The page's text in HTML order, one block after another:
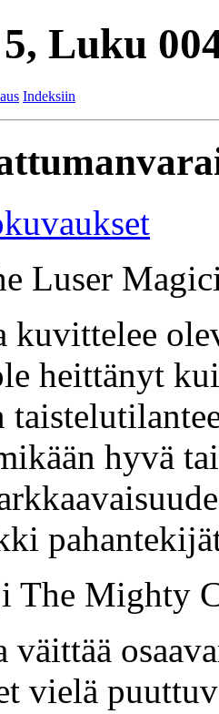
Luku
Indeksiin
Luser
kuvittelee
heittänyt
hyvä
The Mighty
väittää
vielä